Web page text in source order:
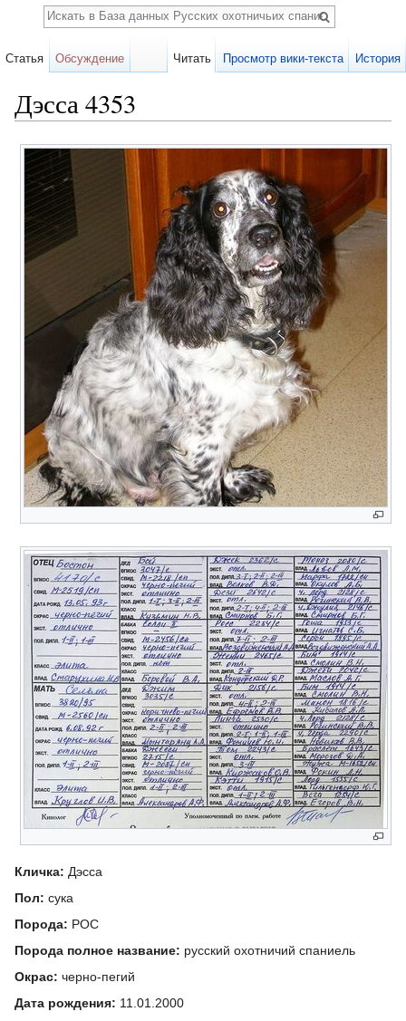
Дэсса 4353
Карточка
собаки
Кличка: Дэсса
Пол: сука
Порода: РОС
Порода полное название: русский охотничий спаниель
Окрас: черно-пегий
Дата рождения: 11.01.2000
Статья Обсуждение Читать Просмотр вики-текста История
Поиск